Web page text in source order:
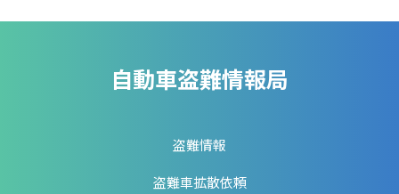
自動車盗難情報局
盗難情報
盗難車拡散依頼